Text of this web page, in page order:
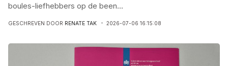
boules-liefhebbers op de been...
GESCHREVEN DOOR RENATE TAK 2026-07-06 16:15:08